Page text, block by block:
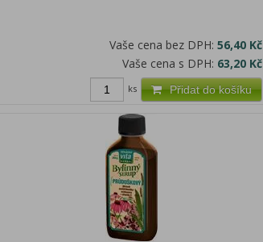
Vaše cena bez DPH: 56,40 Kč
Vaše cena s DPH: 63,20 Kč
Přidat do košíku
ks